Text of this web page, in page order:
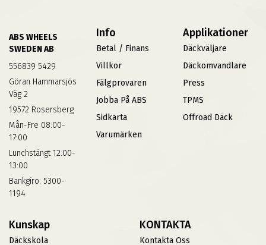
ABS WHEELS
SWEDEN AB
556839 5429
Göran Hammarsjös
Väg 2
19572 Rosersberg
Mån-Fre 08:00-
17:00
Lunchstängt 12:00-
13:00
Bankgiro: 5300-
1194
Info
Betal / Finans
Villkor
Fälgprovaren
Jobba På ABS
Sidkarta
Varumärken
Applikationer
Däckväljare
Däckomvandlare
Press
TPMS
Offroad Däck
Kunskap
Däckskola
KONTAKTA
Kontakta Oss